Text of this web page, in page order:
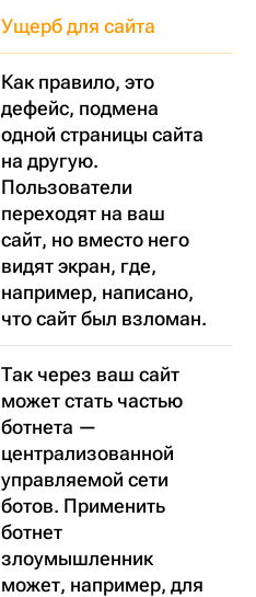
Ущерб для сайта
Как правило, это
дефейс, подмена
одной страницы сайта
на другую.
Пользователи
переходят на ваш
сайт, но вместо него
видят экран, где,
например, написано,
что сайт был взломан.
Так через ваш сайт
может стать частью
ботнета —
централизованной
управляемой сети
ботов. Применить
ботнет
злоумышленник
может, например, для